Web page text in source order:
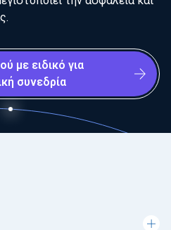
με ειδικό για
συνεδρία